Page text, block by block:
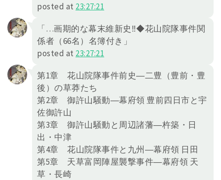
posted at 23:27:21
「…画期的な幕末維新史‼◆花山院隊事件関
係者（66名）名簿付き」
posted at 23:27:21
第1章 花山院隊事件前史―二豊（豊前・豊
後）の草莽たち
第2章 御許山騒動―幕府領 豊前四日市と宇
佐御許山
第3章 御許山騒動と周辺諸藩―杵築・日
出・中津
第4章 花山院隊事件と九州―幕府領 日田
第5章 天草富岡陣屋襲撃事件―幕府領 天
草・長崎